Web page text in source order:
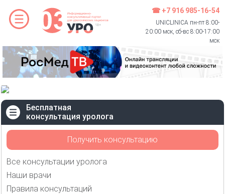
☎ +7 916 985-16-54
UNICLINICA пн-пт 8:00-
20:00 мск, сб-вс 8:00-17:00
мск
Бесплатная
консультация уролога
Получить консультацию
Все консультации уролога
Наши врачи
Правила консультаций